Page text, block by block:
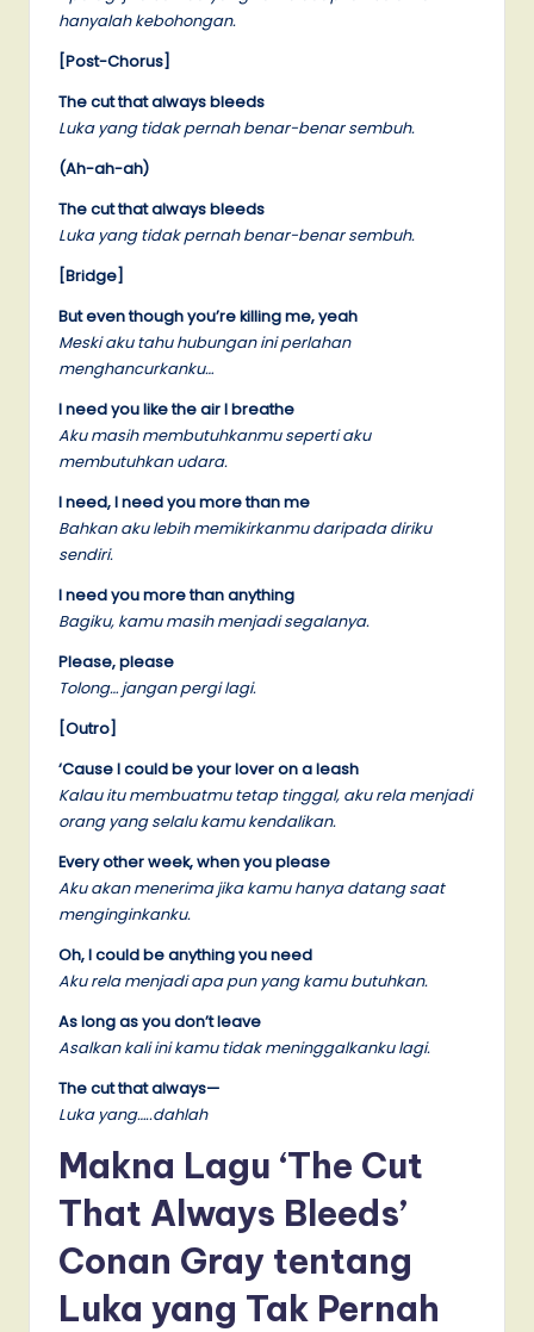
hanyalah kebohongan.
[Post-Chorus]
The cut that always bleeds
Luka yang tidak pernah benar-benar sembuh.
(Ah-ah-ah)
The cut that always bleeds
Luka yang tidak pernah benar-benar sembuh.
[Bridge]
But even though you’re killing me, yeah
Meski aku tahu hubungan ini perlahan
menghancurkanku…
I need you like the air I breathe
Aku masih membutuhkanmu seperti aku
membutuhkan udara.
I need, I need you more than me
Bahkan aku lebih memikirkanmu daripada diriku
sendiri.
I need you more than anything
Bagiku, kamu masih menjadi segalanya.
Please, please
Tolong… jangan pergi lagi.
[Outro]
‘Cause I could be your lover on a leash
Kalau itu membuatmu tetap tinggal, aku rela menjadi
orang yang selalu kamu kendalikan.
Every other week, when you please
Aku akan menerima jika kamu hanya datang saat
menginginkanku.
Oh, I could be anything you need
Aku rela menjadi apa pun yang kamu butuhkan.
As long as you don’t leave
Asalkan kali ini kamu tidak meninggalkanku lagi.
The cut that always—
Luka yang…..dahlah
Makna Lagu ‘The Cut
That Always Bleeds’
Conan Gray tentang
Luka yang Tak Pernah